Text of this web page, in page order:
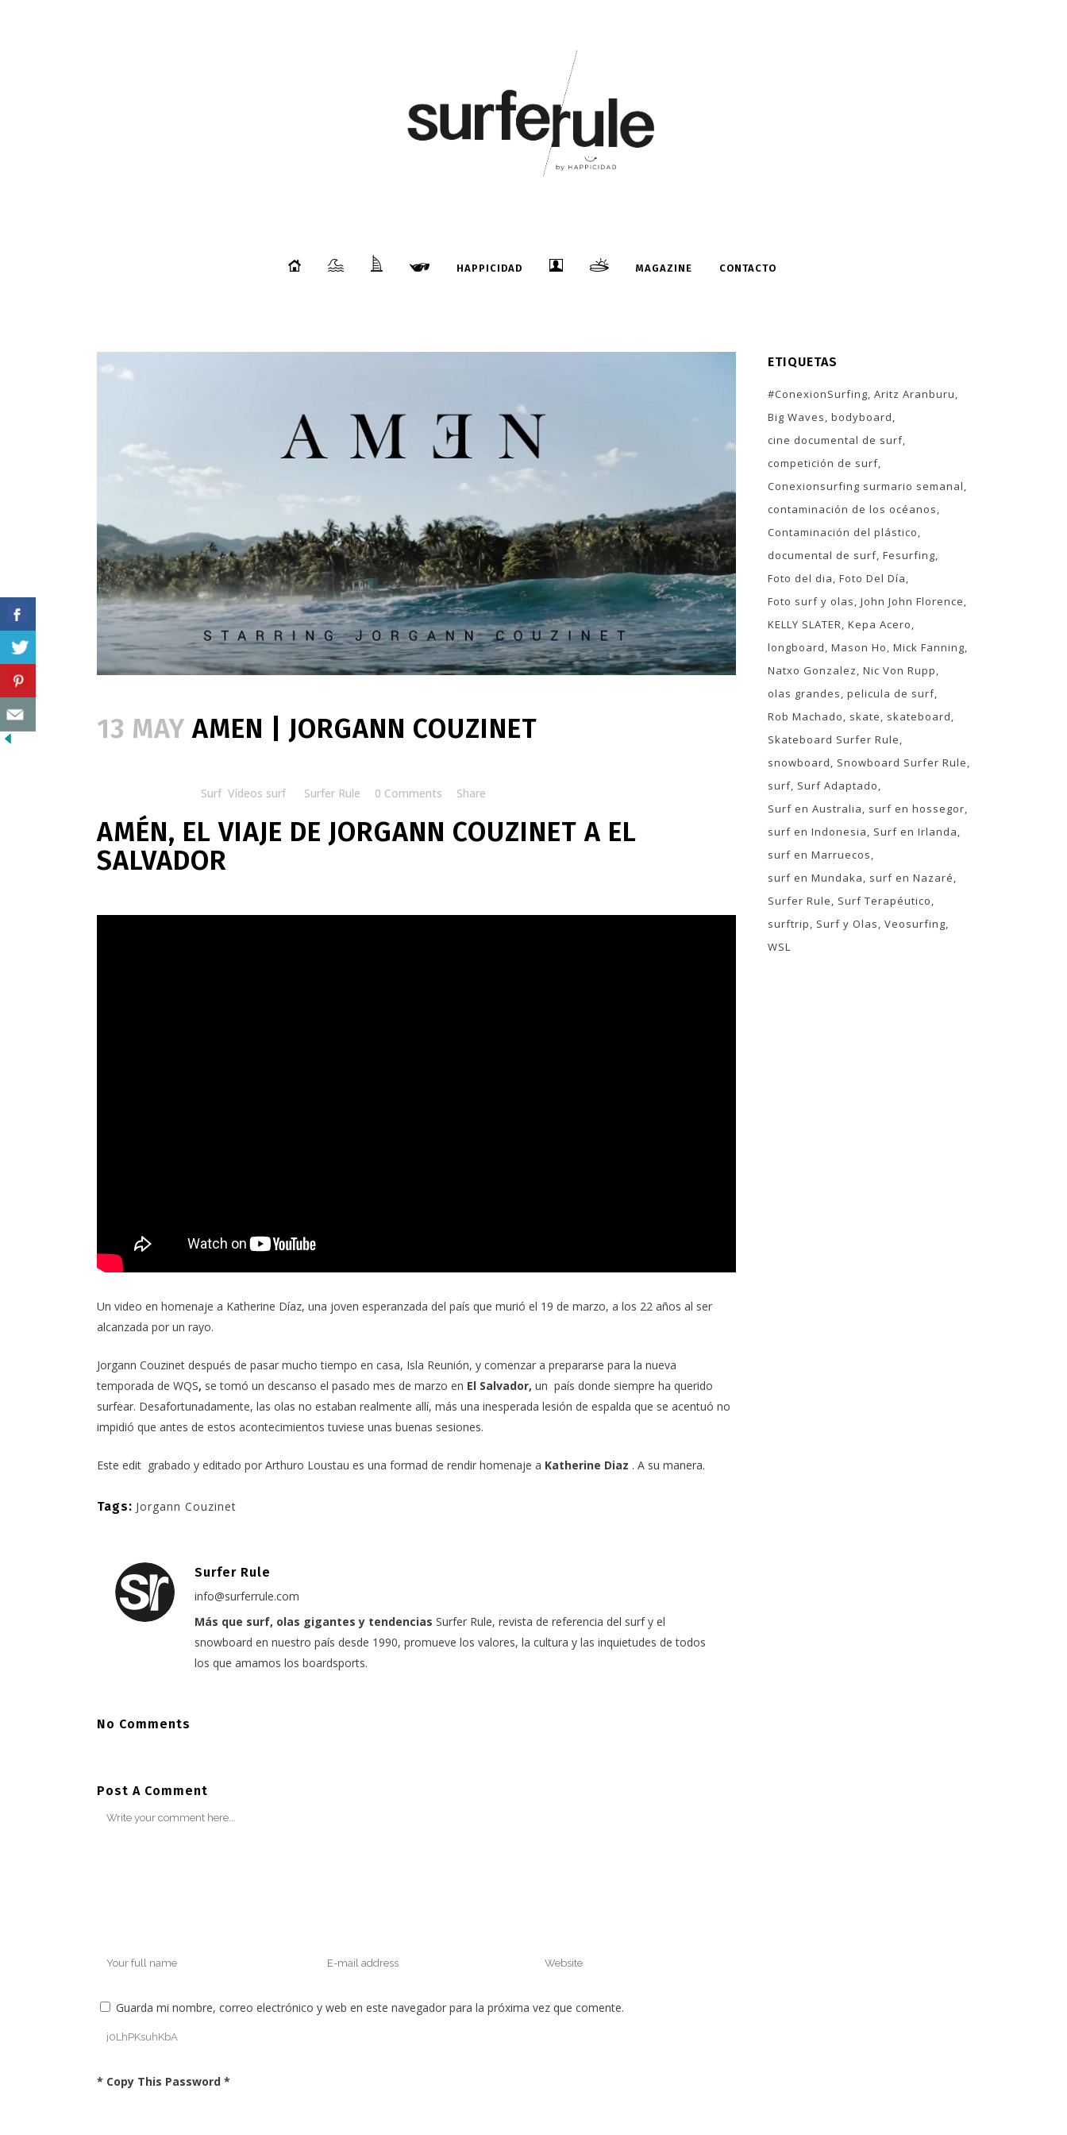
HAPPICIDAD MAGAZINE CONTACTO
13 MAY AMEN | JORGANN COUZINET
Surf Vídeos surf Surfer Rule 0 Comments Share
AMÉN, EL VIAJE DE JORGANN COUZINET A EL
SALVADOR
Un video en homenaje a Katherine Díaz, una joven esperanzada del país que murió el 19 de marzo, a los 22 años al ser
alcanzada por un rayo.
Jorgann Couzinet después de pasar mucho tiempo en casa, Isla Reunión, y comenzar a prepararse para la nueva
temporada de WQS, se tomó un descanso el pasado mes de marzo en El Salvador, un país donde siempre ha querido
surfear. Desafortunadamente, las olas no estaban realmente allí, más una inesperada lesión de espalda que se acentuó no
impidió que antes de estos acontecimientos tuviese unas buenas sesiones.
Este edit grabado y editado por Arthuro Loustau es una formad de rendir homenaje a Katherine Diaz . A su manera.
Tags: Jorgann Couzinet
Surfer Rule
info@surferrule.com
Más que surf, olas gigantes y tendencias Surfer Rule, revista de referencia del surf y el
snowboard en nuestro país desde 1990, promueve los valores, la cultura y las inquietudes de todos
los que amamos los boardsports.
No Comments
Post A Comment
Guarda mi nombre, correo electrónico y web en este navegador para la próxima vez que comente.
* Copy This Password *
ETIQUETAS
#ConexionSurfing Aritz Aranburu
Big Waves bodyboard
cine documental de surf
competición de surf
Conexionsurfing surmario semanal
contaminación de los océanos
Contaminación del plástico
documental de surf Fesurfing
Foto del dia Foto Del Día
Foto surf y olas John John Florence
KELLY SLATER Kepa Acero
longboard Mason Ho Mick Fanning
Natxo Gonzalez Nic Von Rupp
olas grandes pelicula de surf
Rob Machado
skate
skateboard
Skateboard Surfer Rule
snowboard
Snowboard Surfer Rule
surf Surf Adaptado
Surf en Australia
surf en hossegor
surf en Indonesia
Surf en Irlanda
surf en Marruecos
surf en Mundaka
surf en Nazaré
Surfer Rule
Surf Terapéutico
surftrip
Surf y Olas Veosurfing
WSL